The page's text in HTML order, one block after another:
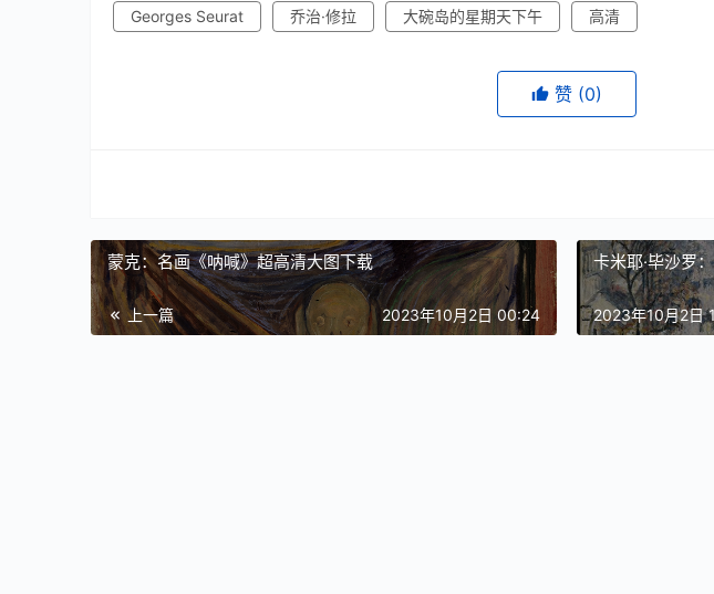
Georges Seurat 乔治·修拉 大碗岛的星期天下午 高清
赞 (0)
蒙克：名画《呐喊》超高清大图下载
上一篇 2023年10月2日 00:24
卡米耶·毕沙罗
2023年10月2日